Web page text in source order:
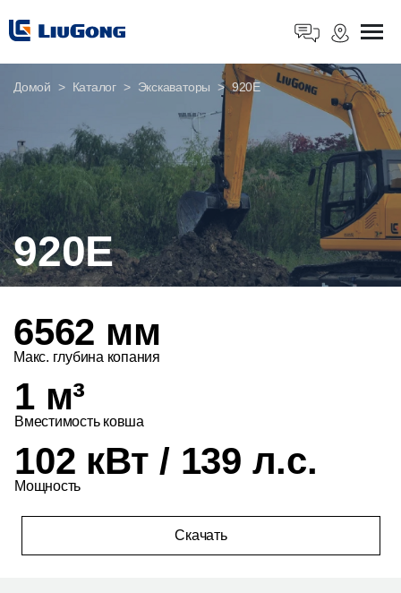
920E
6562 мм
Макс. глубина копания
1 м³
Вместимость ковша
102 кВт / 139 л.с.
Мощность
Скачать
Домой Каталог Экскаваторы 920E